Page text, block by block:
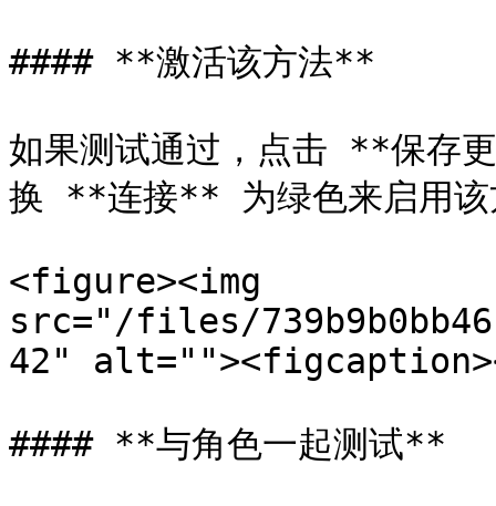
#### **激活该方法**
如果测试通过，点击 **保存
换 **连接** 为绿色来启用该
<figure><img
src="/files/
42"
#### **与角色一起测试**